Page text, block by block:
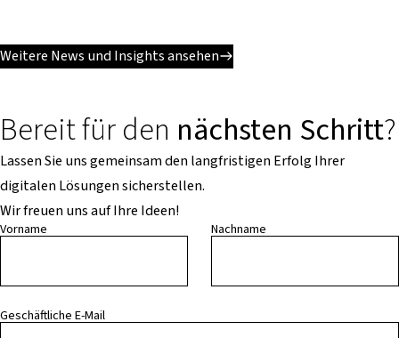
Weitere News und Insights ansehen
Bereit für den nächsten Schritt?
Lassen Sie uns gemeinsam den langfristigen Erfolg Ihrer
digitalen Lösungen sicherstellen.
Wir freuen uns auf Ihre Ideen!
Vorname Nachname
Geschäftliche E-Mail